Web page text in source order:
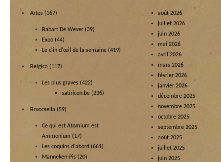
Artes (167)
Babart De Wever (39)
Expo (44)
Le clin d'œil de la semaine (419)
Belgica (117)
Les plus graves (422)
satiricon.be (236)
Bruocsella (59)
Ce qui est Atomium est
Ammonium (17)
Les coquins d'abord (661)
Manneken-Pis (20)
août 2026
juillet 2026
juin 2026
mai 2026
avril 2026
mars 2026
février 2026
janvier 2026
décembre 2025
novembre 2025
octobre 2025
septembre 2025
août 2025
juillet 2025
juin 2025